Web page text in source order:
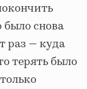
было снова
раз — куда
терять было